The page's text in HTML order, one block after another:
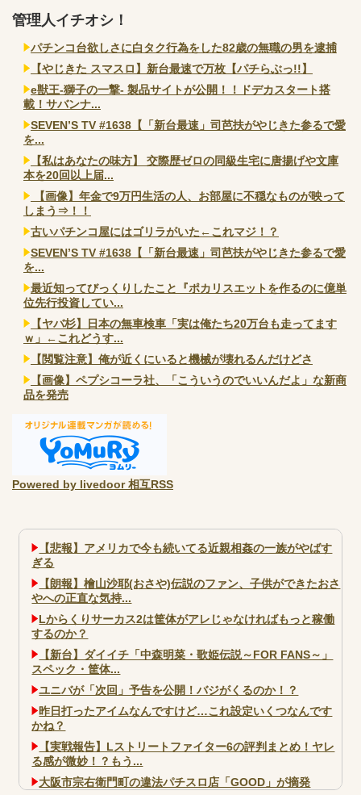
管理人イチオシ！
パチンコ台欲しさに白タク行為をした82歳の無職の男を逮捕
【やじきた スマスロ】新台最速で万枚【パチらぶっ!!】
e獣王-獅子の一撃- 製品サイトが公開！！ドデカスタート搭
載！サバンナ...
SEVEN’S TV #1638【「新台最速」司芭扶がやじきた参るで愛
を...
【私はあなたの味方】 交際歴ゼロの同級生宅に唐揚げや文庫
本を20回以上届...
【画像】年金で9万円生活の人、お部屋に不穏なものが映って
しまう⇒！！
古いパチンコ屋にはゴリラがいた←これマジ！？
SEVEN’S TV #1638【「新台最速」司芭扶がやじきた参るで愛
を...
最近知ってびっくりしたこと『ポカリスエットを作るのに億単
位先行投資してい...
【ヤバ杉】日本の無車検車「実は俺たち20万台も走ってます
ｗ」←これどうす...
【閲覧注意】俺が近くにいると機械が壊れるんだけどさ
【画像】ペプシコーラ社、「こういうのでいいんだよ」な新商
品を発売
Powered by livedoor 相互RSS
【悲報】アメリカで今も続いてる近親相姦の一族がやばす
ぎる
【朗報】檜山沙耶(おさや)伝説のファン、子供ができたおさ
やへの正直な気持...
Lからくりサーカス2は筐体がアレじゃなければもっと稼働
するのか？
【新台】ダイイチ「中森明菜・歌姫伝説～FOR FANS～」
スペック・筐体...
ユニバが「次回」予告を公開！バジがくるのか！？
昨日打ったアイムなんですけど…これ設定いくつなんです
かね？
【実戦報告】Lストリートファイター6の評判まとめ！ヤレ
る感が微妙！？もう...
大阪市宗右衛門町の違法パチスロ店「GOOD」が摘発